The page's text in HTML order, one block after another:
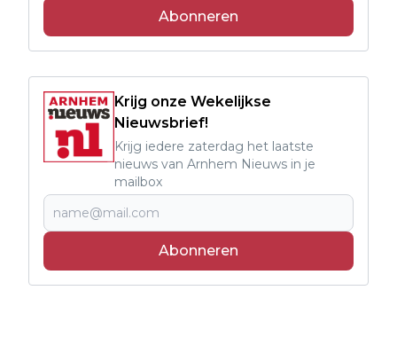
Abonneren
Krijg onze Wekelijkse
Nieuwsbrief!
Krijg iedere zaterdag het laatste
nieuws van Arnhem Nieuws in je
mailbox
Abonneren